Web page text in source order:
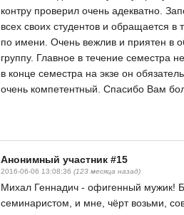
контру проверил очень адекватно.
всех своих студентов и обращается в
по имени. Очень вежлив и приятен в
группу. Главное в течение семестра
в конце семестра на экзе он
очень компетентный. Спасибо Вам
Анонимный участник #15
2016-06-06 13:08:36 (123 месяца назад)
Михал Геннадич - офигенный мужик!
семинаристом, и мне, чёрт возьми,